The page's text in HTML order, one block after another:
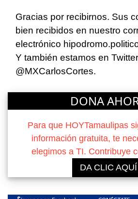
Gracias por recibirnos. Sus
bien recibidos en nuestro
electrónico
Y también estamos en Twitter
@MXCarlosCortes.
DONA
Para que HOYTamaulipas
información gratuita, te
elegimos a TI. Contribuye
DA CLIC AQUÍ